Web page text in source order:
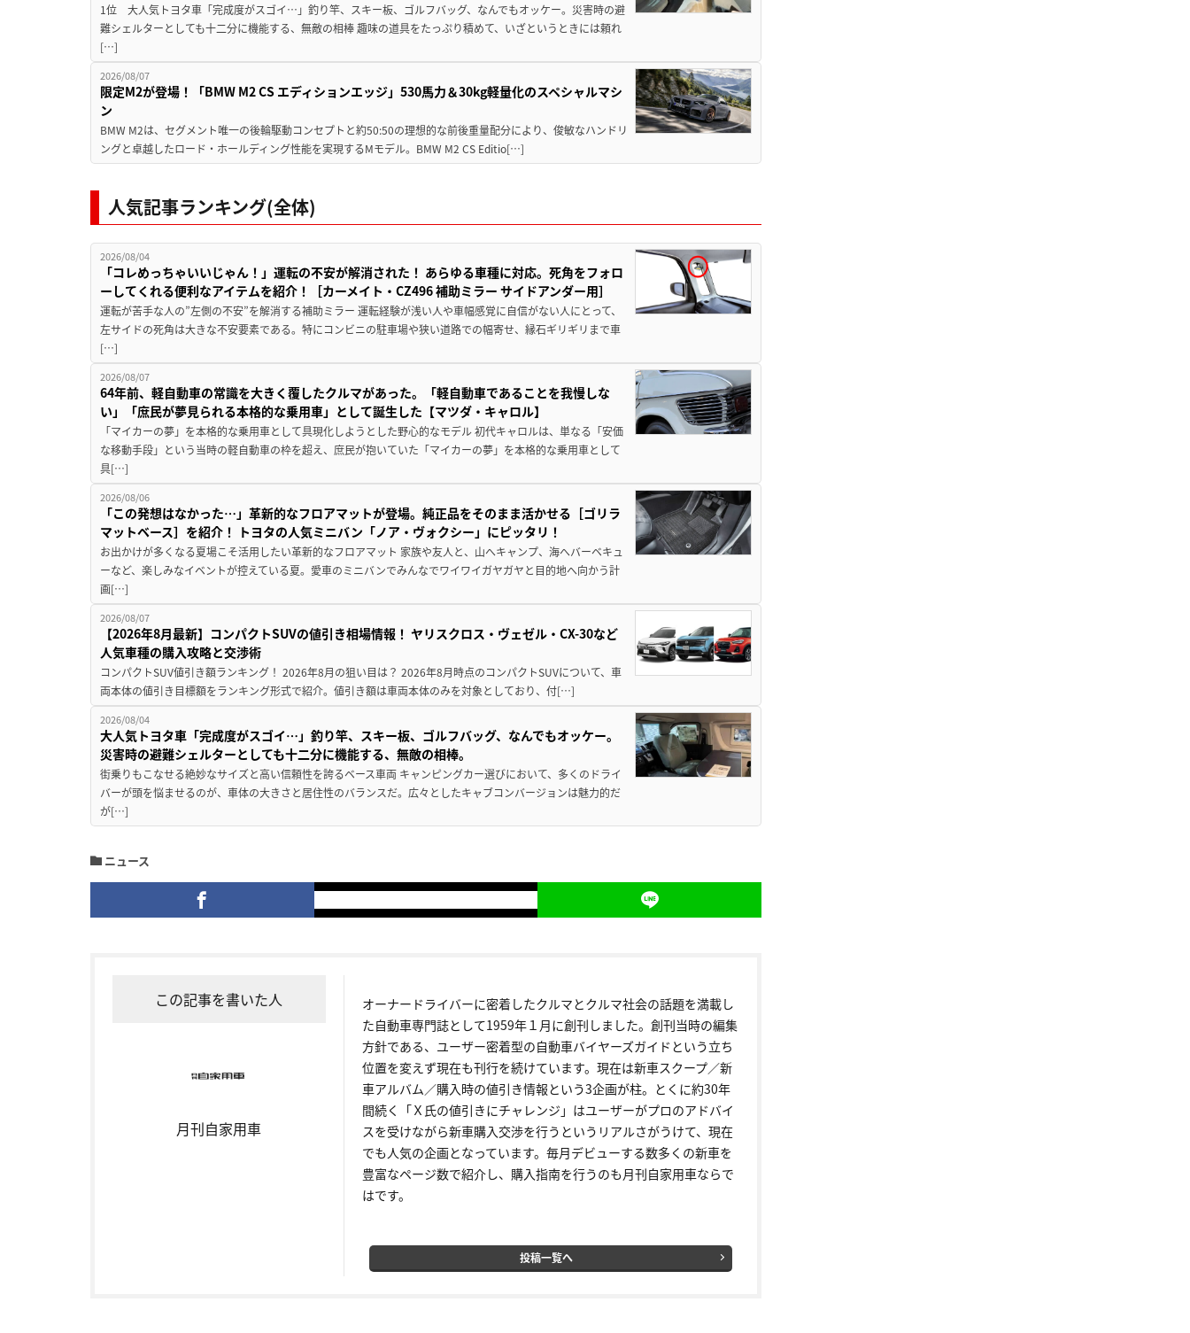
1位 大人気トヨタ車「完成度がスゴイ…」釣り竿、スキー板、ゴルフバッグ、なんでもオッケー。災害時の避
難シェルターとしても十二分に機能する、無敵の相棒 趣味の道具をたっぷり積めて、いざというときには頼れ
[…]
2026/08/07
限定M2が登場！「BMW M2 CS エディションエッジ」530馬力＆30kg軽量化のスペシャルマシ
ン
BMW M2は、セグメント唯一の後輪駆動コンセプトと約50:50の理想的な前後重量配分により、俊敏なハンドリ
ングと卓越したロード・ホールディング性能を実現するMモデル。BMW M2 CS Editio[…]
人気記事ランキング(全体)
2026/08/04
「コレめっちゃいいじゃん！」運転の不安が解消された！ あらゆる車種に対応。死角をフォロ
ーしてくれる便利なアイテムを紹介！［カーメイト・CZ496 補助ミラー サイドアンダー用］
運転が苦手な人の”左側の不安”を解消する補助ミラー 運転経験が浅い人や車幅感覚に自信がない人にとって、
左サイドの死角は大きな不安要素である。特にコンビニの駐車場や狭い道路での幅寄せ、縁石ギリギリまで車
[…]
2026/08/07
64年前、軽自動車の常識を大きく覆したクルマがあった。「軽自動車であることを我慢しな
い」「庶民が夢見られる本格的な乗用車」として誕生した【マツダ・キャロル】
「マイカーの夢」を本格的な乗用車として具現化しようとした野心的なモデル 初代キャロルは、単なる「安価
な移動手段」という当時の軽自動車の枠を超え、庶民が抱いていた「マイカーの夢」を本格的な乗用車として
具[…]
2026/08/06
「この発想はなかった…」革新的なフロアマットが登場。純正品をそのまま活かせる［ゴリラ
マットベース］を紹介！ トヨタの人気ミニバン「ノア・ヴォクシー」にピッタリ！
お出かけが多くなる夏場こそ活用したい革新的なフロアマット 家族や友人と、山へキャンプ、海へバーベキュ
ーなど、楽しみなイベントが控えている夏。愛車のミニバンでみんなでワイワイガヤガヤと目的地へ向かう計
画[…]
2026/08/07
【2026年8月最新】コンパクトSUVの値引き相場情報！ ヤリスクロス・ヴェゼル・CX-30など
人気車種の購入攻略と交渉術
コンパクトSUV値引き額ランキング！ 2026年8月の狙い目は？ 2026年8月時点のコンパクトSUVについて、車
両本体の値引き目標額をランキング形式で紹介。値引き額は車両本体のみを対象としており、付[…]
2026/08/04
大人気トヨタ車「完成度がスゴイ…」釣り竿、スキー板、ゴルフバッグ、なんでもオッケー。
災害時の避難シェルターとしても十二分に機能する、無敵の相棒。
街乗りもこなせる絶妙なサイズと高い信頼性を誇るベース車両 キャンピングカー選びにおいて、多くのドライ
バーが頭を悩ませるのが、車体の大きさと居住性のバランスだ。広々としたキャブコンバージョンは魅力的だ
が[…]
ニュース
この記事を書いた人
月刊自家用車
オーナードライバーに密着したクルマとクルマ社会の話題を満載し
た自動車専門誌として1959年１月に創刊しました。創刊当時の編集
方針である、ユーザー密着型の自動車バイヤーズガイドという立ち
位置を変えず現在も刊行を続けています。現在は新車スクープ／新
車アルバム／購入時の値引き情報という3企画が柱。とくに約30年
間続く「Ｘ氏の値引きにチャレンジ」はユーザーがプロのアドバイ
スを受けながら新車購入交渉を行うというリアルさがうけて、現在
でも人気の企画となっています。毎月デビューする数多くの新車を
豊富なページ数で紹介し、購入指南を行うのも月刊自家用車ならで
はです。
投稿一覧へ